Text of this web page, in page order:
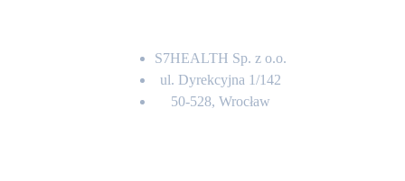
S7HEALTH Sp. z o.o.
ul. Dyrekcyjna 1/142
50-528, Wrocław